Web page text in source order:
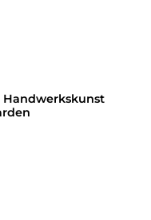
Handwerkskunst